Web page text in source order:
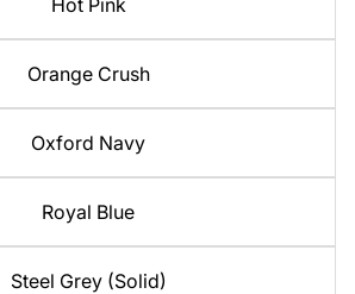
Hot Pink
Orange Crush
Oxford Navy
Royal Blue
Steel Grey (Solid)